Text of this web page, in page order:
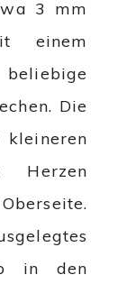
3 mm
einem
Die
kleineren
Herzen
in den